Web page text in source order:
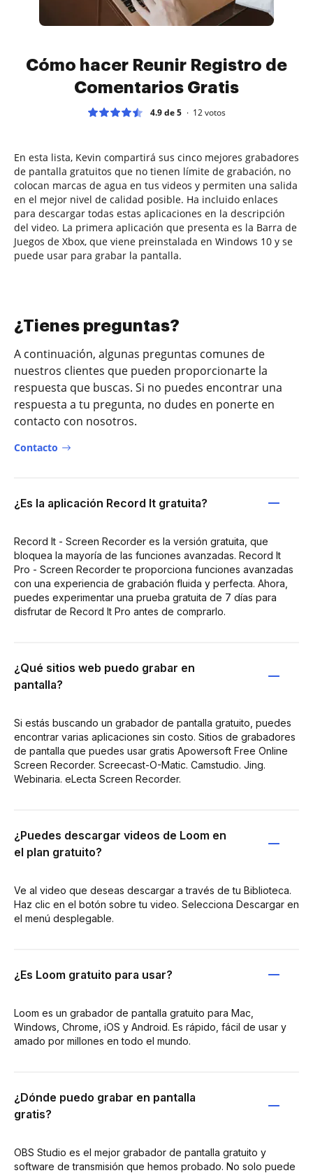
Cómo hacer Reunir Registro de
Comentarios Gratis
4.9 de 5 12votos
En esta lista, Kevin compartirá sus cinco mejores grabadores
de pantalla gratuitos que no tienen límite de grabación, no
colocan marcas de agua en tus videos y permiten una salida
en el mejor nivel de calidad posible. Ha incluido enlaces
para descargar todas estas aplicaciones en la descripción
del video. La primera aplicación que presenta es la Barra de
Juegos de Xbox, que viene preinstalada en Windows 10 y se
puede usar para grabar la pantalla.
¿Tienes preguntas?
A continuación, algunas preguntas comunes de
nuestros clientes que pueden proporcionarte la
respuesta que buscas. Si no puedes encontrar una
respuesta a tu pregunta, no dudes en ponerte en
contacto con nosotros.
Contacto
¿Es la aplicación Record It gratuita?
Record It - Screen Recorder es la versión gratuita, que
bloquea la mayoría de las funciones avanzadas. Record It
Pro - Screen Recorder te proporciona funciones avanzadas
con una experiencia de grabación fluida y perfecta. Ahora,
puedes experimentar una prueba gratuita de 7 días para
disfrutar de Record It Pro antes de comprarlo.
¿Qué sitios web puedo grabar en
pantalla?
Si estás buscando un grabador de pantalla gratuito, puedes
encontrar varias aplicaciones sin costo. Sitios de grabadores
de pantalla que puedes usar gratis Apowersoft Free Online
Screen Recorder. Screecast-O-Matic. Camstudio. Jing.
Webinaria. eLecta Screen Recorder.
¿Puedes descargar videos de Loom en
el plan gratuito?
Ve al video que deseas descargar a través de tu Biblioteca.
Haz clic en el botón sobre tu video. Selecciona Descargar en
el menú desplegable.
¿Es Loom gratuito para usar?
Loom es un grabador de pantalla gratuito para Mac,
Windows, Chrome, iOS y Android. Es rápido, fácil de usar y
amado por millones en todo el mundo.
¿Dónde puedo grabar en pantalla
gratis?
OBS Studio es el mejor grabador de pantalla gratuito y
software de transmisión que hemos probado. No solo puede